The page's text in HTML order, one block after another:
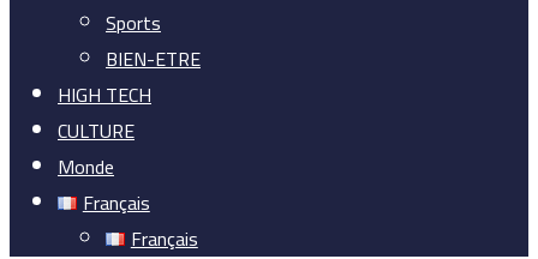
Sports
BIEN-ETRE
HIGH TECH
CULTURE
Monde
Français
Français